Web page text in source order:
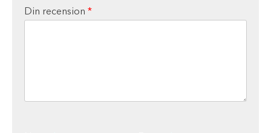
Din recension *